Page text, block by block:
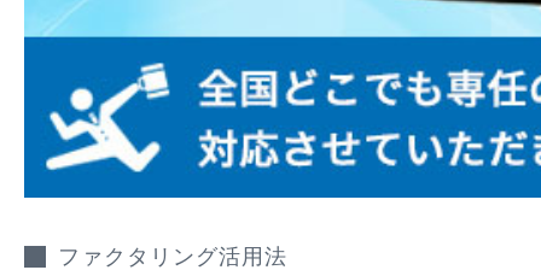
ファクタリング活用法